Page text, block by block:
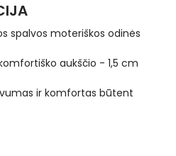
spalvos moteriškos odinės
aukščio - 1,5 cm
ir komfortas būtent